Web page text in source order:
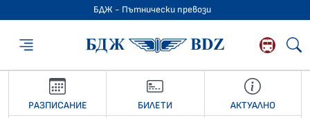
БДЖ - Пътнически превози
БДЖ -
РАЗПИСАНИЕ БИЛЕТИ АКТУАЛНО